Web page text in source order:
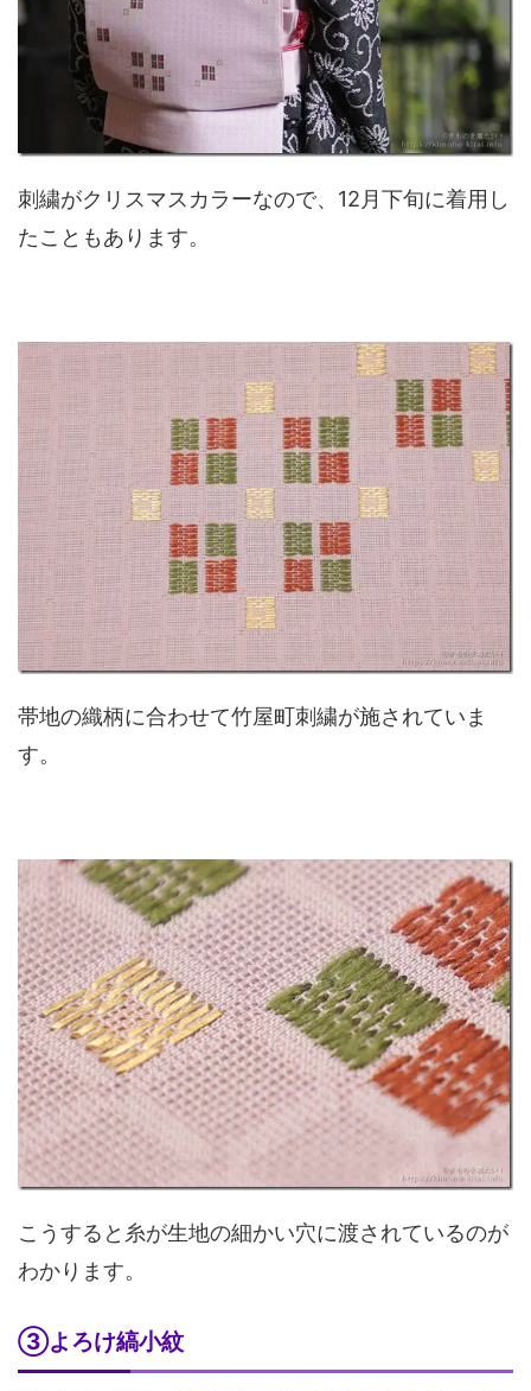
刺繍がクリスマスカラーなので、12月下旬に着用し
たこともあります。
帯地の織柄に合わせて竹屋町刺繍が施されていま
す。
こうすると糸が生地の細かい穴に渡されているのが
わかります。
③よろけ縞小紋